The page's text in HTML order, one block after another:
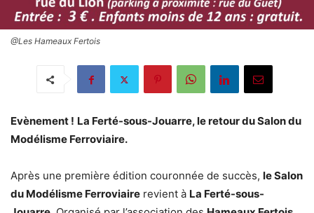
@Les Hameaux Fertois
Evènement ! La Ferté-sous-Jouarre, le retour du Salon du
Modélisme Ferroviaire.
Après une première édition couronnée de succès, le Salon
du Modélisme Ferroviaire revient à La Ferté-sous-